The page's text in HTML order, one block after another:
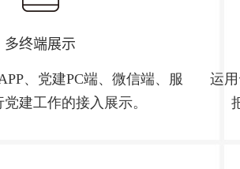
多终端展示
、党建PC端、微信端、服
建工作的接入展示。
运